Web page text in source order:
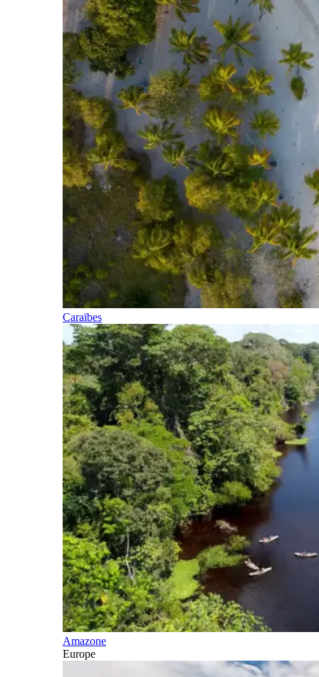
Caraïbes
Amazone
Europe